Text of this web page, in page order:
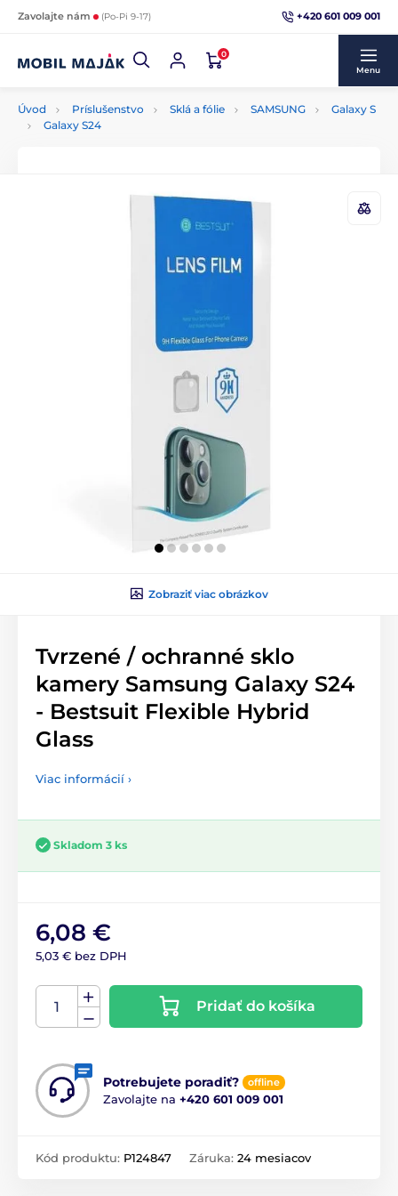
Zavolajte nám (Po-Pi 9-17) +420 601 009 001
0
Menu
Úvod Príslušenstvo Sklá a fólie SAMSUNG
Galaxy S
Galaxy S24
Zobraziť viac obrázkov
Tvrzené / ochranné sklo
kamery Samsung Galaxy S24
- Bestsuit Flexible Hybrid
Glass
Viac informácií ›
Skladom 3 ks
6,08 €
5,03 € bez DPH
Pridať do košíka
Potrebujete poradiť? offline
Zavolajte na +420 601 009 001
Kód produktu: P124847 Záruka: 24 mesiacov